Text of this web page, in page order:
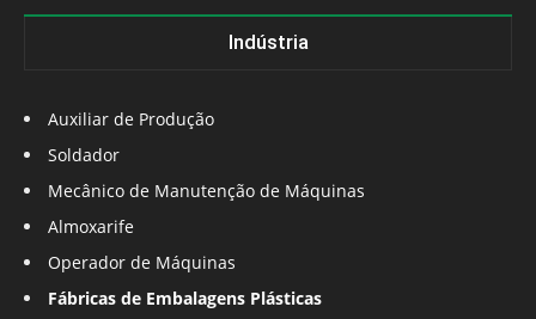
Indústria
Auxiliar de Produção
Soldador
Mecânico de Manutenção de Máquinas
Almoxarife
Operador de Máquinas
Fábricas de Embalagens Plásticas